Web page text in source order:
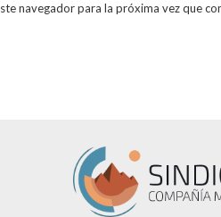
navegador para la próxima vez que